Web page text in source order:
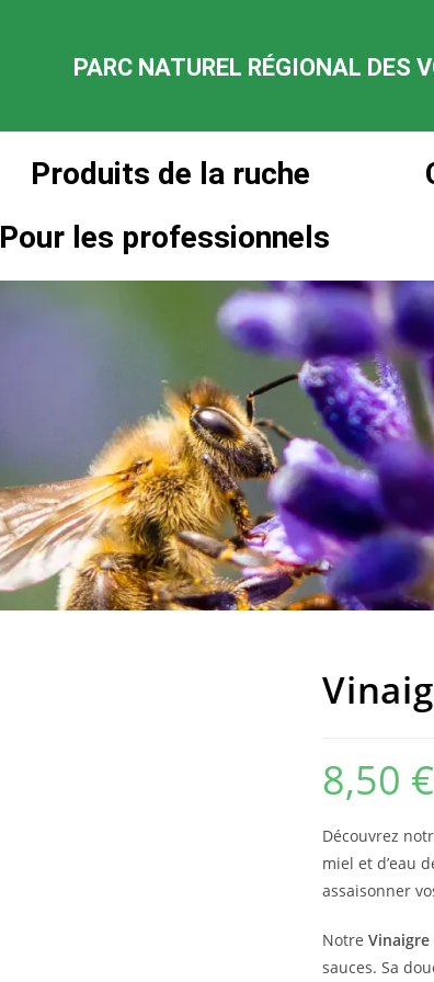
PARC NATUREL RÉGIONAL DES
Produits de la ruche
Pour les professionnels
8,50 €
Découvrez
miel et d’eau
assaisonner
Notre Vinaigre
sauces. Sa